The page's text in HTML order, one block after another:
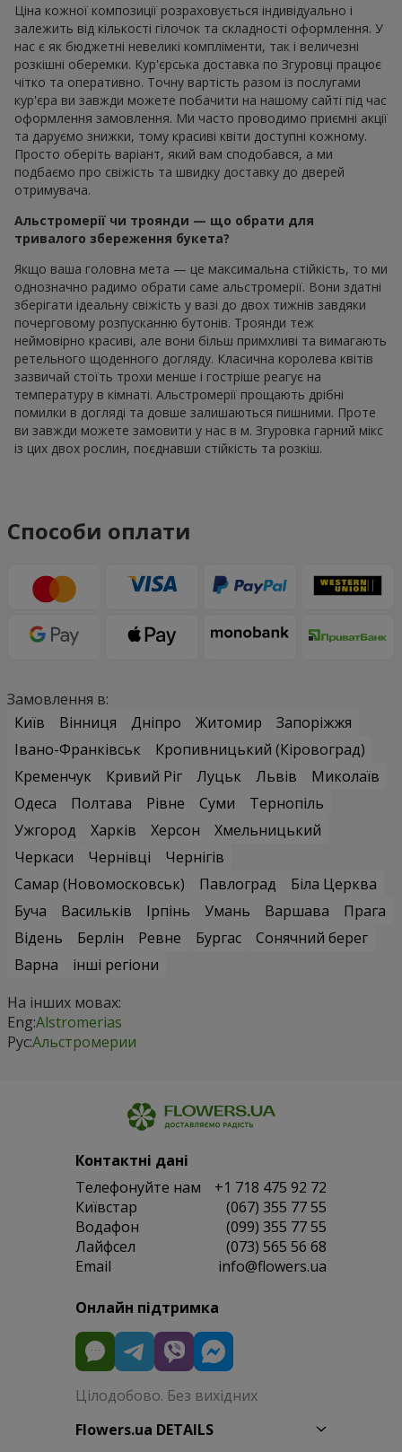
Ціна кожної композиції розраховується індивідуально і
залежить від кількості гілочок та складності оформлення. У
нас є як бюджетні невеликі компліменти, так і величезні
розкішні оберемки. Кур'єрська доставка по Згуровці працює
чітко та оперативно. Точну вартість разом із послугами
кур'єра ви завжди можете побачити на нашому сайті під час
оформлення замовлення. Ми часто проводимо приємні акції
та даруємо знижки, тому красиві квіти доступні кожному.
Просто оберіть варіант, який вам сподобався, а ми
подбаємо про свіжість та швидку доставку до дверей
отримувача.
Альстромерії чи троянди — що обрати для
тривалого збереження букета?
Якщо ваша головна мета — це максимальна стійкість, то ми
однозначно радимо обрати саме альстромерії. Вони здатні
зберігати ідеальну свіжість у вазі до двох тижнів завдяки
почерговому розпусканню бутонів. Троянди теж
неймовірно красиві, але вони більш примхливі та вимагають
ретельного щоденного догляду. Класична королева квітів
зазвичай стоїть трохи менше і гостріше реагує на
температуру в кімнаті. Альстромерії прощають дрібні
помилки в догляді та довше залишаються пишними. Проте
ви завжди можете замовити у нас в м. Згуровка гарний мікс
із цих двох рослин, поєднавши стійкість та розкіш.
Способи оплати
Замовлення в:
Київ
Вінниця Дніпро Житомир
Запоріжжя
Івано-Франківськ
Кропивницький (Кіровоград)
Кременчук
Кривий Ріг Луцьк Львів
Миколаїв
Одеса
Полтава Рівне Суми
Тернопіль
Ужгород
Харків Херсон
Хмельницький
Черкаси
Чернівці
Чернігів
Самар (Новомосковськ)
Павлоград
Біла Церква
Буча
Васильків Ірпінь Умань Варшава
Прага
Відень
Берлін Ревне Бургас
Сонячний берег
Варна
інші регіони
На інших мовах:
Eng:Alstromerias
Рус:Альстромерии
Контактні дані
Телефонуйте нам
+1 718 475 92 72
Київстар
(067) 355 77 55
Водафон
(099) 355 77 55
Лайфсел
(073) 565 56 68
Email
info@flowers.ua
Онлайн підтримка
Цілодобово. Без вихідних
Flowers.ua DETAILS